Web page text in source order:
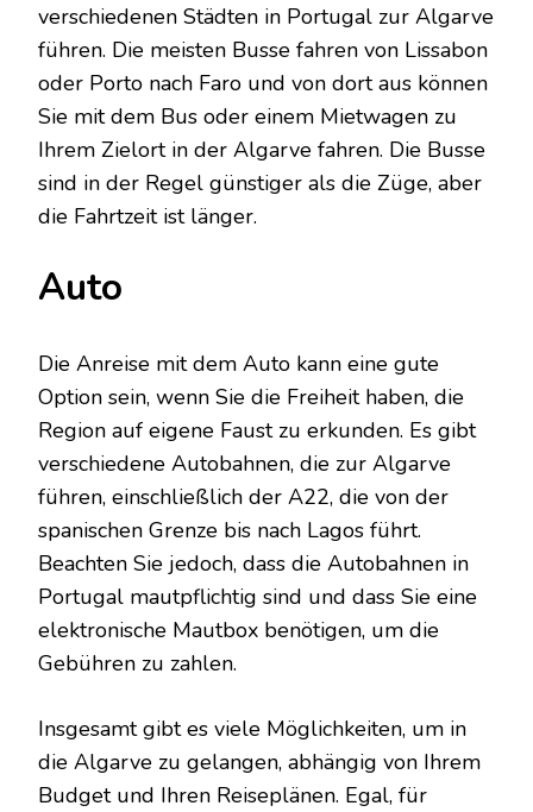
verschiedenen Städten in Portugal zur Algarve
führen. Die meisten Busse fahren von Lissabon
oder Porto nach Faro und von dort aus können
Sie mit dem Bus oder einem Mietwagen zu
Ihrem Zielort in der Algarve fahren. Die Busse
sind in der Regel günstiger als die Züge, aber
die Fahrtzeit ist länger.
Auto
Die Anreise mit dem Auto kann eine gute
Option sein, wenn Sie die Freiheit haben, die
Region auf eigene Faust zu erkunden. Es gibt
verschiedene Autobahnen, die zur Algarve
führen, einschließlich der A22, die von der
spanischen Grenze bis nach Lagos führt.
Beachten Sie jedoch, dass die Autobahnen in
Portugal mautpflichtig sind und dass Sie eine
elektronische Mautbox benötigen, um die
Gebühren zu zahlen.
Insgesamt gibt es viele Möglichkeiten, um in
die Algarve zu gelangen, abhängig von Ihrem
Budget und Ihren Reiseplänen. Egal, für